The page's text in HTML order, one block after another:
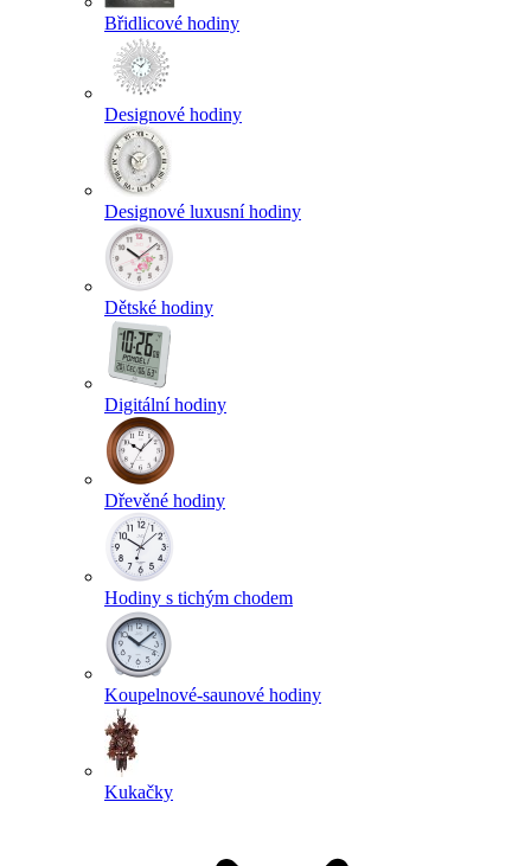
Břidlicové hodiny
Designové hodiny
Designové luxusní hodiny
Dětské hodiny
Digitální hodiny
Dřevěné hodiny
Hodiny s tichým chodem
Koupelnové-saunové hodiny
Kukačky